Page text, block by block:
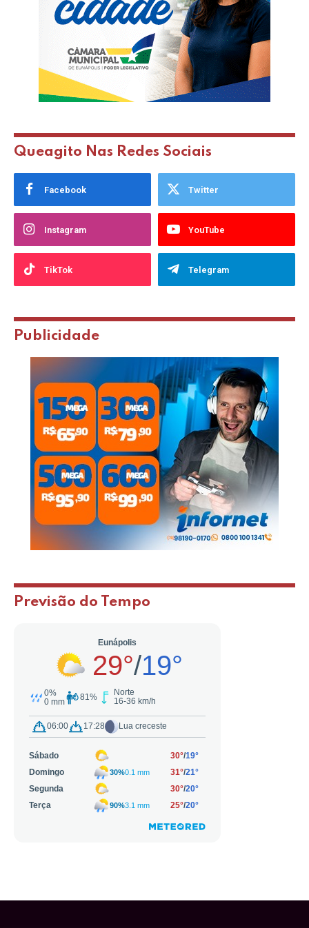
Queagito Nas Redes Sociais
Facebook Twitter
Instagram YouTube
TikTok Telegram
Publicidade
Previsão do Tempo